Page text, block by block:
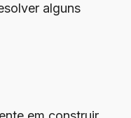
alguns